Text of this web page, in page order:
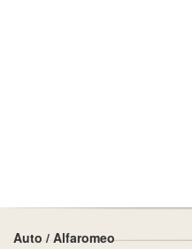
Auto / Alfaromeo